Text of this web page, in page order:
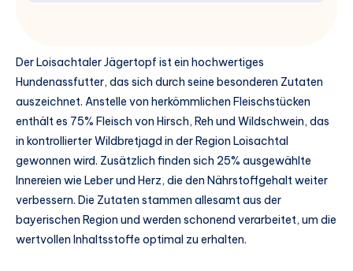
Der Loisachtaler Jägertopf ist ein hochwertiges
Hundenassfutter, das sich durch seine besonderen Zutaten
auszeichnet. Anstelle von herkömmlichen Fleischstücken
enthält es 75% Fleisch von Hirsch, Reh und Wildschwein, das
in kontrollierter Wildbretjagd in der Region Loisachtal
gewonnen wird. Zusätzlich finden sich 25% ausgewählte
Innereien wie Leber und Herz, die den Nährstoffgehalt weiter
verbessern. Die Zutaten stammen allesamt aus der
bayerischen Region und werden schonend verarbeitet, um die
wertvollen Inhaltsstoffe optimal zu erhalten.